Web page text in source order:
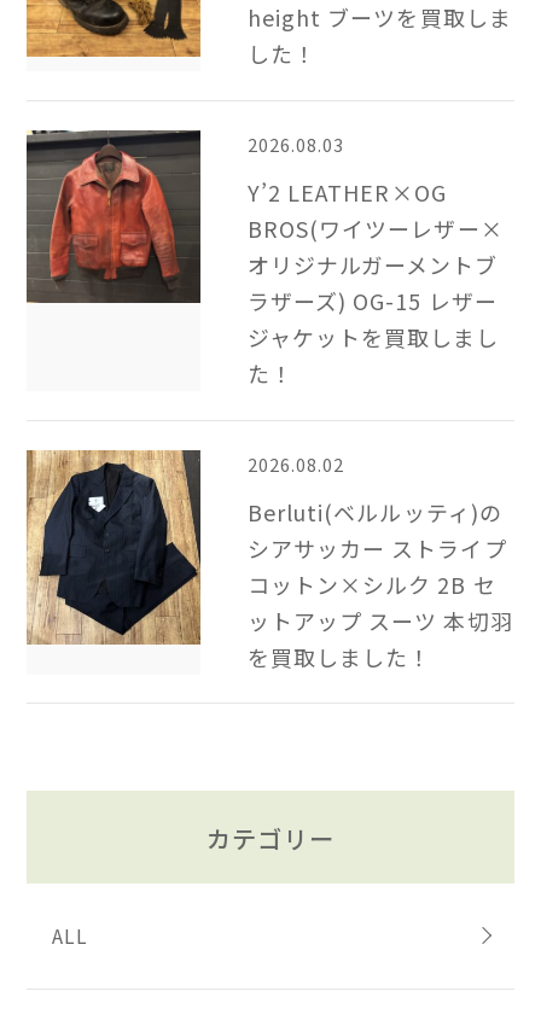
height ブーツを買取しま
した！
2026.08.03
Y’2 LEATHER×OG
BROS(ワイツーレザー×
オリジナルガーメントブ
ラザーズ) OG-15 レザー
ジャケットを買取しまし
た！
2026.08.02
Berluti(ベルルッティ)の
シアサッカー ストライプ
コットン×シルク 2B​ セ
ットアップ スーツ 本切羽
を買取しました！
カテゴリー
ALL